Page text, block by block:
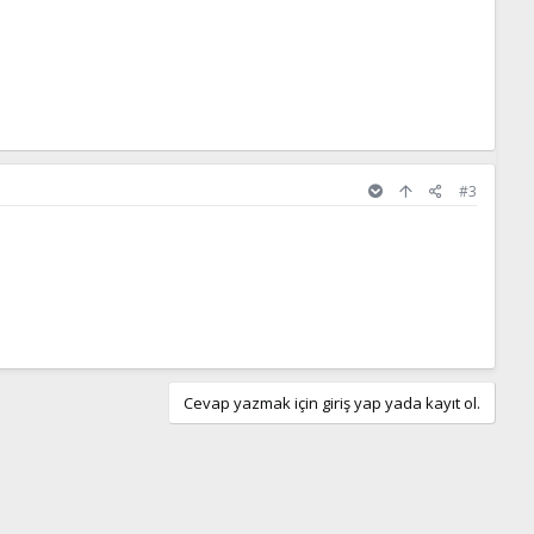
#3
Cevap yazmak için giriş yap yada kayıt ol.